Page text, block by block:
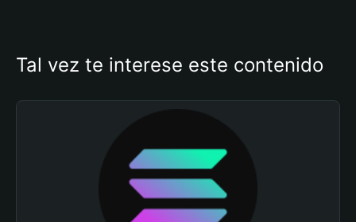
Tal vez te interese este contenido